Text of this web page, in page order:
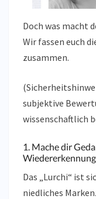
Doch was macht
Wir fassen euch
zusammen.
subjektive
wissenschaftlich
1. Mache dir
Das „Lurchi“ ist
niedliches